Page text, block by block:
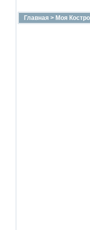
Главная > Моя